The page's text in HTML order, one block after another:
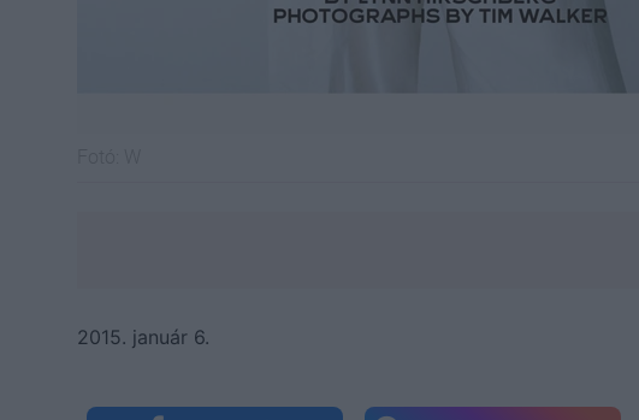
2015. január 6.